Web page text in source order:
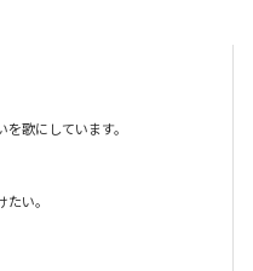
歌にしています。
い。